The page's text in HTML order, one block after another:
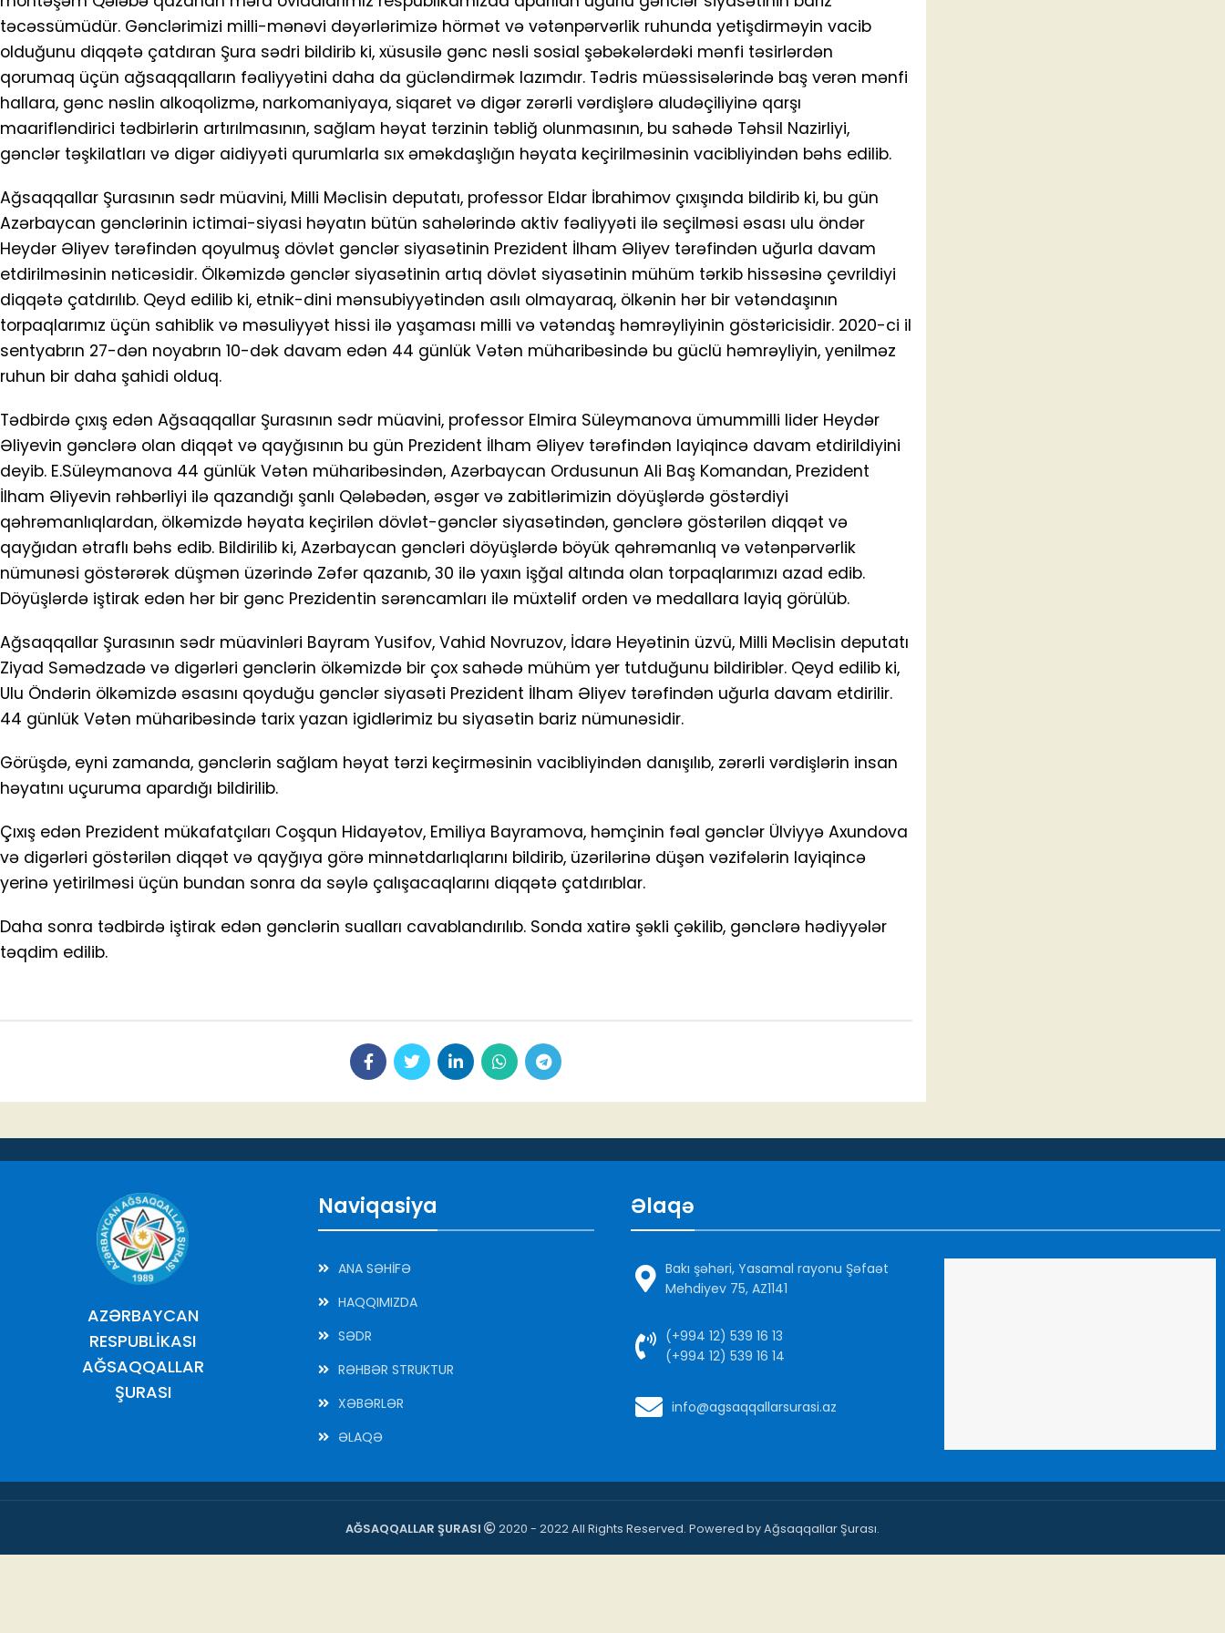
təcəssümüdür. Gənclərimizi milli-mənəvi dəyərlərimizə hörmət və vətənpərvərlik ruhunda yetişdirməyin vacib
olduğunu diqqətə çatdıran Şura sədri bildirib ki, xüsusilə gənc nəsli sosial şəbəkələrdəki mənfi təsirlərdən
qorumaq üçün ağsaqqalların fəaliyyətini daha da gücləndirmək lazımdır. Tədris müəssisələrində baş verən mənfi
hallara, gənc nəslin alkoqolizmə, narkomaniyaya, siqaret və digər zərərli vərdişlərə aludəçiliyinə qarşı
maarifləndirici tədbirlərin artırılmasının, sağlam həyat tərzinin təbliğ olunmasının, bu sahədə Təhsil Nazirliyi,
gənclər təşkilatları və digər aidiyyəti qurumlarla sıx əməkdaşlığın həyata keçirilməsinin vacibliyindən bəhs edilib.
Ağsaqqallar Şurasının sədr müavini, Milli Məclisin deputatı, professor Eldar İbrahimov çıxışında bildirib ki, bu gün
Azərbaycan gənclərinin ictimai-siyasi həyatın bütün sahələrində aktiv fəaliyyəti ilə seçilməsi əsası ulu öndər
Heydər Əliyev tərəfindən qoyulmuş dövlət gənclər siyasətinin Prezident İlham Əliyev tərəfindən uğurla davam
etdirilməsinin nəticəsidir. Ölkəmizdə gənclər siyasətinin artıq dövlət siyasətinin mühüm tərkib hissəsinə çevrildiyi
diqqətə çatdırılıb. Qeyd edilib ki, etnik-dini mənsubiyyətindən asılı olmayaraq, ölkənin hər bir vətəndaşının
torpaqlarımız üçün sahiblik və məsuliyyət hissi ilə yaşaması milli və vətəndaş həmrəyliyinin göstəricisidir. 2020-ci il
sentyabrın 27-dən noyabrın 10-dək davam edən 44 günlük Vətən müharibəsində bu güclü həmrəyliyin, yenilməz
ruhun bir daha şahidi olduq.
Tədbirdə çıxış edən Ağsaqqallar Şurasının sədr müavini, professor Elmira Süleymanova ümummilli lider Heydər
Əliyevin gənclərə olan diqqət və qayğısının bu gün Prezident İlham Əliyev tərəfindən layiqincə davam etdirildiyini
deyib. E.Süleymanova 44 günlük Vətən müharibəsindən, Azərbaycan Ordusunun Ali Baş Komandan, Prezident
İlham Əliyevin rəhbərliyi ilə qazandığı şanlı Qələbədən, əsgər və zabitlərimizin döyüşlərdə göstərdiyi
qəhrəmanlıqlardan, ölkəmizdə həyata keçirilən dövlət-gənclər siyasətindən, gənclərə göstərilən diqqət və
qayğıdan ətraflı bəhs edib. Bildirilib ki, Azərbaycan gəncləri döyüşlərdə böyük qəhrəmanlıq və vətənpərvərlik
nümunəsi göstərərək düşmən üzərində Zəfər qazanıb, 30 ilə yaxın işğal altında olan torpaqlarımızı azad edib.
Döyüşlərdə iştirak edən hər bir gənc Prezidentin sərəncamları ilə müxtəlif orden və medallara layiq görülüb.
Ağsaqqallar Şurasının sədr müavinləri Bayram Yusifov, Vahid Novruzov, İdarə Heyətinin üzvü, Milli Məclisin deputatı
Ziyad Səmədzadə və digərləri gənclərin ölkəmizdə bir çox sahədə mühüm yer tutduğunu bildiriblər. Qeyd edilib ki,
Ulu Öndərin ölkəmizdə əsasını qoyduğu gənclər siyasəti Prezident İlham Əliyev tərəfindən uğurla davam etdirilir.
44 günlük Vətən müharibəsində tarix yazan igidlərimiz bu siyasətin bariz nümunəsidir.
Görüşdə, eyni zamanda, gənclərin sağlam həyat tərzi keçirməsinin vacibliyindən danışılıb, zərərli vərdişlərin insan
həyatını uçuruma apardığı bildirilib.
Çıxış edən Prezident mükafatçıları Coşqun Hidayətov, Emiliya Bayramova, həmçinin fəal gənclər Ülviyyə Axundova
və digərləri göstərilən diqqət və qayğıya görə minnətdarlıqlarını bildirib, üzərilərinə düşən vəzifələrin layiqincə
yerinə yetirilməsi üçün bundan sonra da səylə çalışacaqlarını diqqətə çatdırıblar.
Daha sonra tədbirdə iştirak edən gənclərin sualları cavablandırılıb. Sonda xatirə şəkli çəkilib, gənclərə hədiyyələr
təqdim edilib.
AZƏRBAYCAN
RESPUBLİKASI
AĞSAQQALLAR
ŞURASI
Naviqasiya
ANA SƏHİFƏ
HAQQIMIZDA
SƏDR
RƏHBƏR STRUKTUR
XƏBƏRLƏR
ƏLAQƏ
Əlaqə
Bakı şəhəri, Yasamal rayonu Şəfaət
Mehdiyev 75, AZ1141
(+994 12) 539 16 13
(+994 12) 539 16 14
info@agsaqqallarsurasi.az
AĞSAQQALLAR ŞURASI 2020 - 2022 All Rights Reserved. Powered by Ağsaqqallar Şurası.